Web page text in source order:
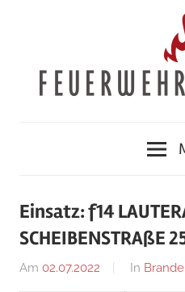
Lauterach
Einsatz: f14
SCHEIBENSTRAßE
Am 02.07.2022
Von
In